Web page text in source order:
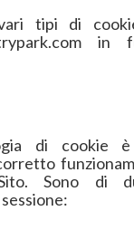
tipi di
in
di cookie
Sono di